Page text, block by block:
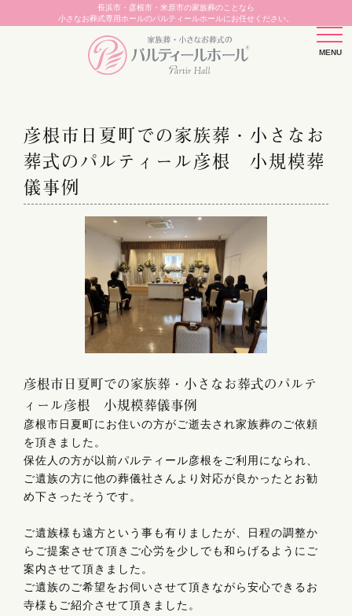
長浜市・彦根市・米原市の家族葬のことなら
小さなお葬式専用ホールのパルティールホールにお任せください。
彦根市日夏町での家族葬・小さなお
葬式のパルティール彦根 小規模葬
儀事例
彦根市日夏町での家族葬・小さなお葬式のパルテ
ィール彦根 小規模葬儀事例
彦根市日夏町にお住いの方がご逝去され家族葬のご依頼
を頂きました。
保佐人の方が以前パルティール彦根をご利用になられ、
ご遺族の方に他の葬儀社さんより対応が良かったとお勧
め下さったそうです。
ご遺族様も遠方という事も有りましたが、日程の調整か
らご提案させて頂きご心労を少しでも和らげるようにご
案内させて頂きました。
ご遺族のご希望をお伺いさせて頂きながら安心できるお
寺様もご紹介させて頂きました。